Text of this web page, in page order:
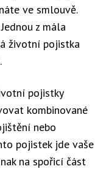
ve smlouvě.
z mála
životní pojistka
pojistky
kombinované
nebo
pojistek jde vaše
na spořicí část